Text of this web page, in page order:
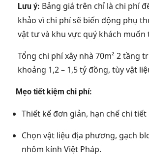
Lưu ý: Bảng giá trên chỉ là chi phí
khảo vì chi phí sẽ biến động phụ
vật tư và khu vực quý khách muốn
Tổng chi phí xây nhà 70m² 2 tầng
khoảng 1,2 – 1,5 tỷ đồng, tùy vật
Mẹo tiết kiệm chi phí:
Thiết kế đơn giản, hạn chế chi tiết
Chọn vật liệu địa phương, gạch
nhôm kính Việt Pháp.